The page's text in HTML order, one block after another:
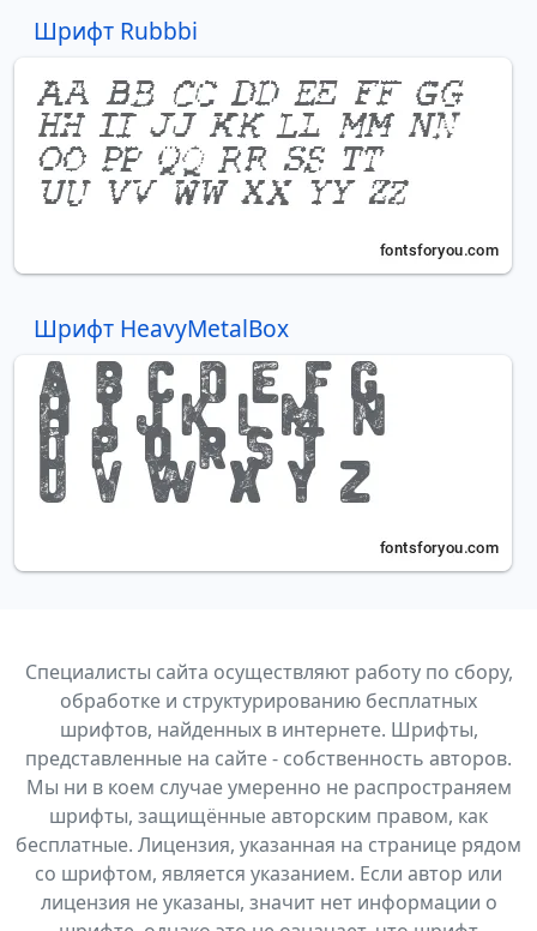
Шрифт Rubbbi
Шрифт HeavyMetalBox
Специалисты сайта осуществляют работу по сбору,
обработке и структурированию бесплатных
шрифтов, найденных в интернете. Шрифты,
представленные на сайте - собственность авторов.
Мы ни в коем случае умеренно не распространяем
шрифты, защищённые авторским правом, как
бесплатные. Лицензия, указанная на странице рядом
со шрифтом, является указанием. Если автор или
лицензия не указаны, значит нет информации о